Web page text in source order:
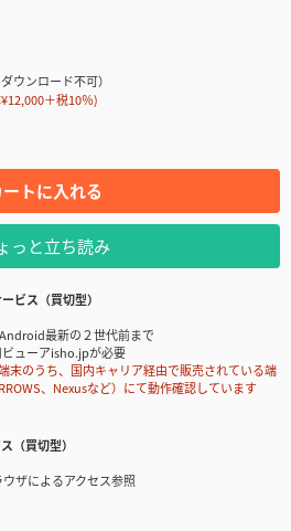
ウンロード不可）
＋税10％)
ートに入れる
っと立ち読み
ビス（買切型）
最新の２世代前まで
ューアisho.jpが必要
のうち、国内キャリア経由で販売されている端
、Nexusなど）にて動作確認しています
（買切型）
ザによるアクセス参照